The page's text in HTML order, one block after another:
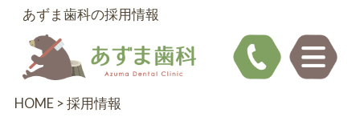
あずま歯科の採用情報
HOME> 採用情報